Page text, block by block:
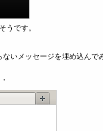
うです。
いメッセージを埋め込んで